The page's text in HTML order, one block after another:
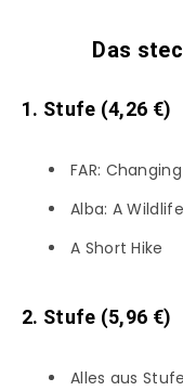
Das
1. Stufe (4,26 €)
FAR:
Alba: A
A Short Hike
2. Stufe (5,96 €)
Alles aus